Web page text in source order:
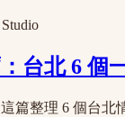
台北 6 個
篇整理 6 個台